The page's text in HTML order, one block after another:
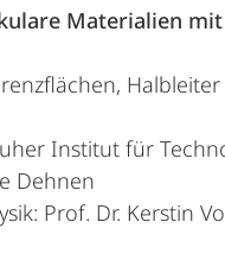
Materialien
Halbleiter
Institut für
Dehnen
Prof. Dr. Kerstin